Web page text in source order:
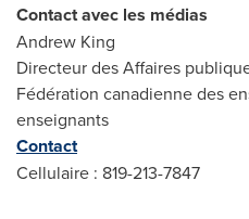
Contact avec les médias
Andrew King
Directeur des Affaires
Fédération canadienne des
enseignants
Contact
Cellulaire : 819-213-7847